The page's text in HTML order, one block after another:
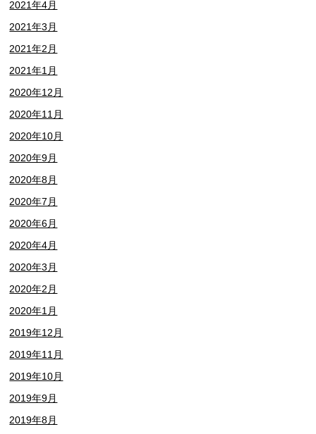
2021年4月
2021年3月
2021年2月
2021年1月
2020年12月
2020年11月
2020年10月
2020年9月
2020年8月
2020年7月
2020年6月
2020年4月
2020年3月
2020年2月
2020年1月
2019年12月
2019年11月
2019年10月
2019年9月
2019年8月